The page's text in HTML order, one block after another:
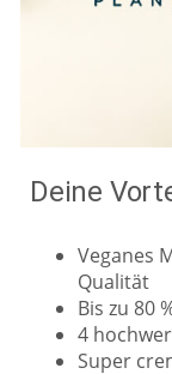
Deine
Veganes
Qualität
Bis zu 80
4
Super